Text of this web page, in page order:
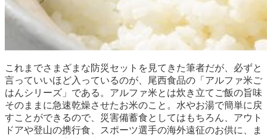
これまでさまざまな防災セットを見てきた筆者だが、必ずと
言っていいほど入っているのが、尾西食品の「アルファ米ご
はんシリーズ」である。アルファ米とは炊き立てご飯の旨味
そのままに急速乾燥させたお米のこと。水やお湯で簡単に戻
すことができるので、災害備蓄食としてはもちろん、アウト
ドアや登山の携行食、スポーツ選手の海外遠征のお供に、ま